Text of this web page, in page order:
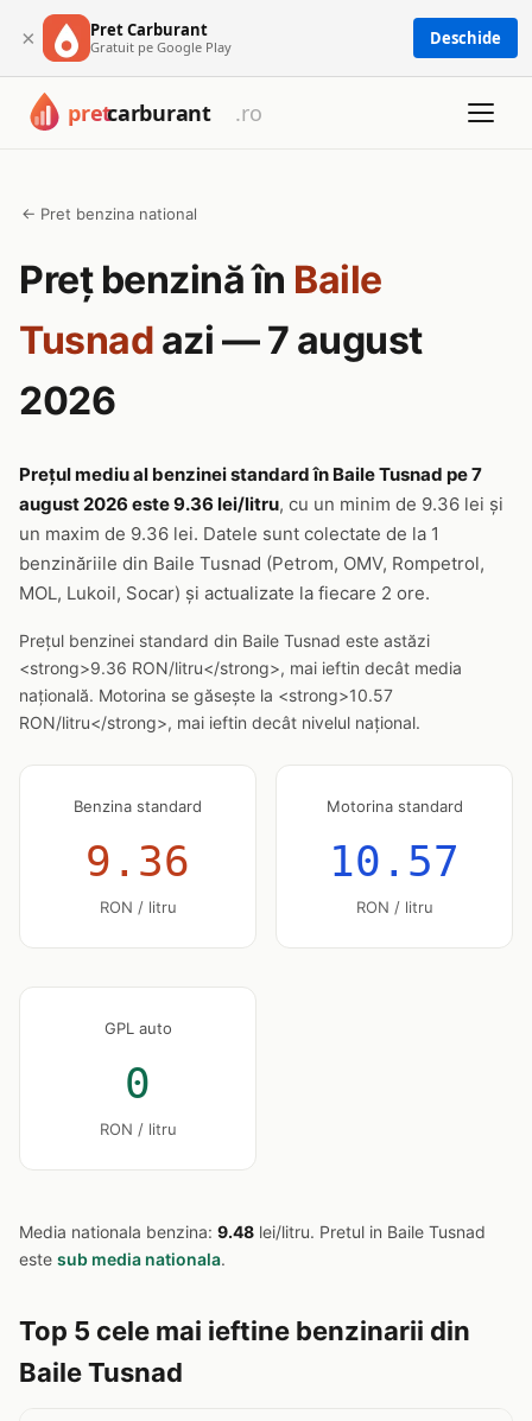
× Pret Carburant
Gratuit pe Google Play Deschide
← Pret benzina national
Preț benzină în Baile
Tusnad azi — 7 august
2026
Prețul mediu al benzinei standard în Baile Tusnad pe 7
august 2026 este 9.36 lei/litru, cu un minim de 9.36 lei și
un maxim de 9.36 lei. Datele sunt colectate de la 1
benzinăriile din Baile Tusnad (Petrom, OMV, Rompetrol,
MOL, Lukoil, Socar) și actualizate la fiecare 2 ore.
Prețul benzinei standard din Baile Tusnad este astăzi
<strong>9.36 RON/litru</strong>, mai ieftin decât media
națională. Motorina se găsește la <strong>10.57
RON/litru</strong>, mai ieftin decât nivelul național.
Benzina standard
9.36
RON / litru
Motorina standard
10.57
RON / litru
GPL auto
0
RON / litru
Media nationala benzina: 9.48 lei/litru. Pretul in Baile Tusnad
este sub media nationala.
Top 5 cele mai ieftine benzinarii din
Baile Tusnad